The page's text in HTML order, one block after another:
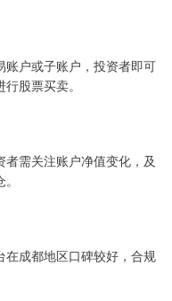
账户或子账户，投资者即可
股票买卖。
需关注账户净值变化，及
成都地区口碑较好，合规